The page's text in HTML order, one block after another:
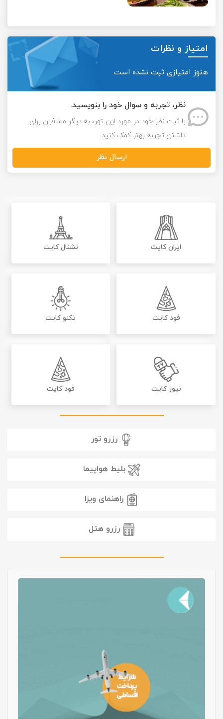
امتیاز و نظرات
هنوز امتیازی ثبت نشده است.
نظر، تجربه و سوال خود را بنویسید.
با ثبت نظر خود در مورد این تور، به دیگر مسافران برای
داشتن تجربه بهتر کمک کنید.
ارسال نظر
ایران کایت نشنال کایت
فود کایت تکنو کایت
نیوز کایت فود کایت
رزرو تور
بلیط هواپیما
راهنمای ویزا
رزرو هتل